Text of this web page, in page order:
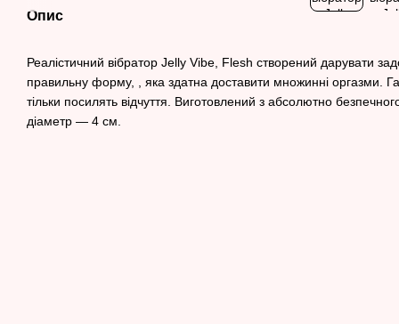
Опис
Реалістичний вібратор Jelly Vibe, Flesh створений дарувати
правильну форму, , яка здатна доставити множинні оргазми.
тільки посилять відчуття. Виготовлений з абсолютно
діаметр — 4 см.